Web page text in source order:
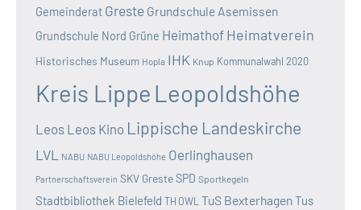
Gemeinderat Greste Grundschule Asemissen
Grundschule Nord Grüne Heimathof Heimatverein
Historisches Museum Hopla IHK Knup Kommunalwahl 2020
Kreis Lippe Leopoldshöhe
Leos Leos Kino Lippische Landeskirche
LVL NABU NABU Leopoldshöhe Oerlinghausen
Partnerschaftsverein SKV GresteSPD Sportkegeln
Stadtbibliothek Bielefeld TH OWL TuS BexterhagenTus